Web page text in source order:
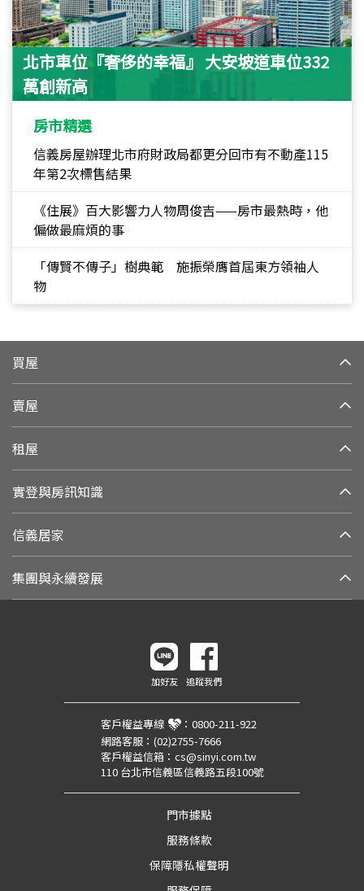
北市車位『奢侈的幸福』 大安坡道車位332
萬創新高
房市精選
信義房屋辦理北市府財政局都更分回市有不動產115
年第2次標售結果
《住展》百大影響力人物周俊吉——房市最熱時，他
偏做最麻煩的事
「傳賢不傳子」樹典範 施振榮膺首屆東方領袖人
物
買屋
賣屋
租屋
實登與房訊知識
信義居家
集團與永續發展
加好友 追蹤我們
客戶權益專線 ： 0800-211-922
網路客服： (02)2755-7666
客戶權益信箱： cs@sinyi.com.tw
110 台北市信義區信義路五段100號
門市據點
服務條款
保障隱私權聲明